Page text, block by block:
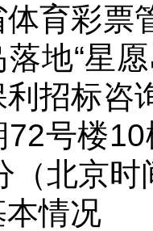
彩票管
地“星
利招标咨
72号楼
（北京
情况